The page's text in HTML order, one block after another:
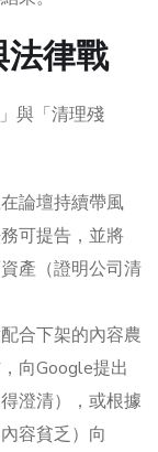
律戰
與「清理殘
論壇持續帶風
可提告，並將
產（證明公司清
合下架的內容農
向Google提出
澄清），或根據
容貧乏）向